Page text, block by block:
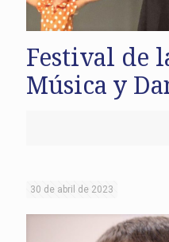
Festival de
Música y
30 de abril de 2023